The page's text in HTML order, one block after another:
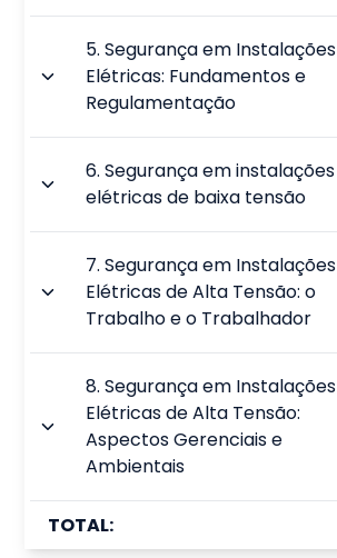
5.Segurança em Instalações
Elétricas: Fundamentos e
Regulamentação
6.Segurança em instalações
elétricas de baixa tensão
7.Segurança em Instalações
Elétricas de Alta Tensão: o
Trabalho e o Trabalhador
8.Segurança em Instalações
Elétricas de Alta Tensão:
Aspectos Gerenciais e
Ambientais
TOTAL: